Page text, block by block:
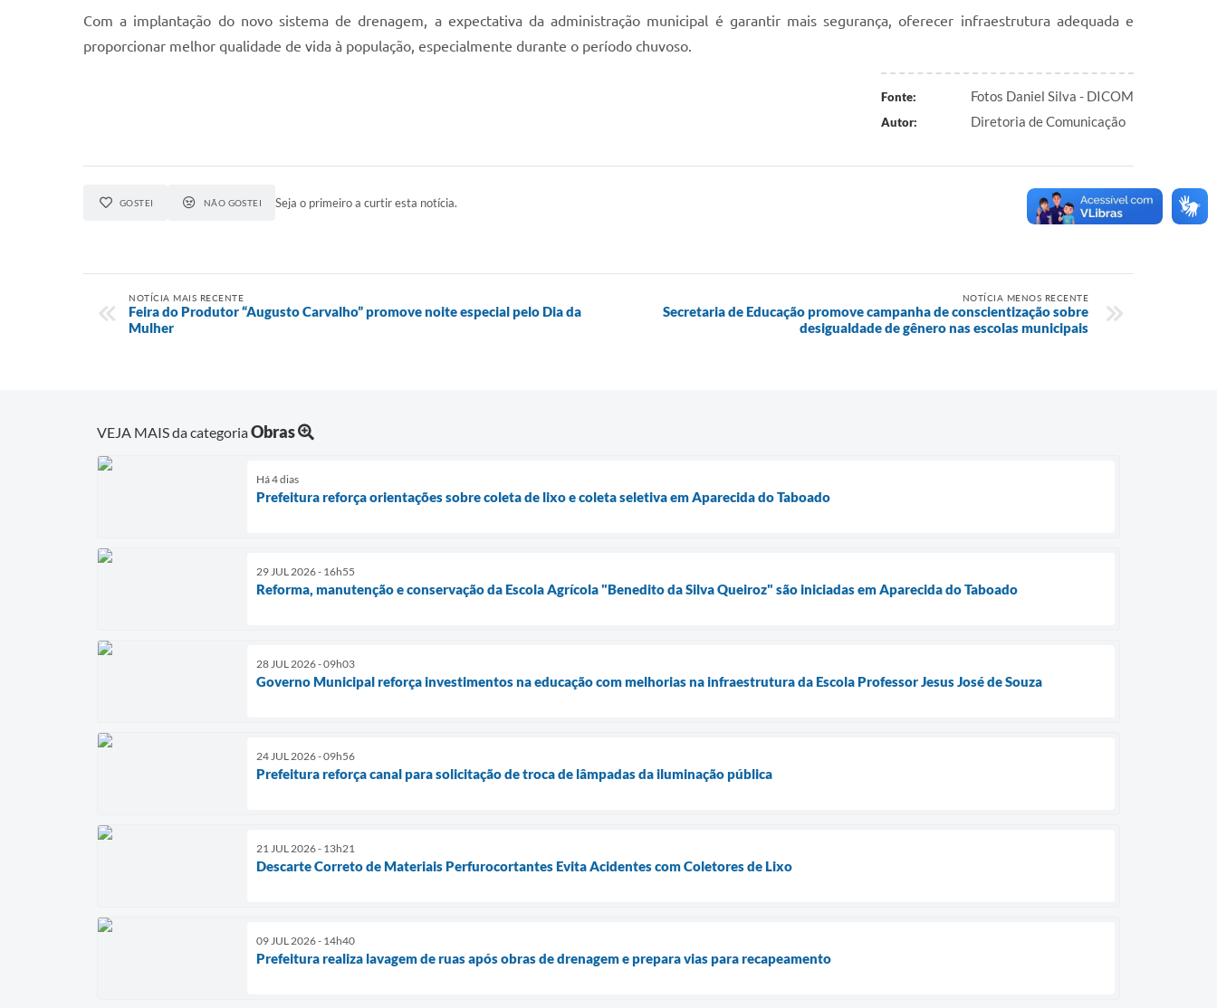
Com a implantação do novo sistema de drenagem, a expectativa da administração municipal é garantir mais segurança, oferecer infraestrutura adequada e
proporcionar melhor qualidade de vida à população, especialmente durante o período chuvoso.
Fonte: Fotos Daniel Silva - DICOM
Autor: Diretoria de Comunicação
GOSTEI NÃO GOSTEI Seja o primeiro a curtir esta notícia.
NOTÍCIA MAIS RECENTE
Feira do Produtor “Augusto Carvalho” promove noite especial pelo Dia da
Mulher
NOTÍCIA MENOS RECENTE
Secretaria de Educação promove campanha de conscientização sobre
desigualdade de gênero nas escolas municipais
VEJA MAIS da categoriaObras
Há 4 dias
Prefeitura reforça orientações sobre coleta de lixo e coleta seletiva em Aparecida do Taboado
29 JUL 2026 - 16h55
Reforma, manutenção e conservação da Escola Agrícola "Benedito da Silva Queiroz" são iniciadas em Aparecida do Taboado
28 JUL 2026 - 09h03
Governo Municipal reforça investimentos na educação com melhorias na infraestrutura da Escola Professor Jesus José de Souza
24 JUL 2026 - 09h56
Prefeitura reforça canal para solicitação de troca de lâmpadas da iluminação pública
21 JUL 2026 - 13h21
Descarte Correto de Materiais Perfurocortantes Evita Acidentes com Coletores de Lixo
09 JUL 2026 - 14h40
Prefeitura realiza lavagem de ruas após obras de drenagem e prepara vias para recapeamento